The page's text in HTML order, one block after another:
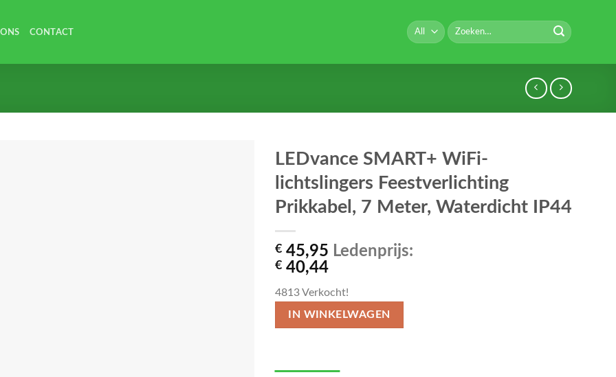
CONTACT
Zoeken
naar:
LEDvance SMART+ WiFi-
lichtslingers Feestverlichting
Prikkabel, 7 Meter, Waterdicht IP44
€45,95 Ledenprijs:
€40,44
4813 Verkocht!
IN WINKELWAGEN